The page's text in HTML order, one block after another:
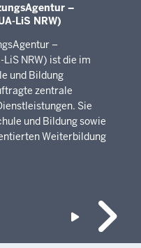
–
LiS NRW)
–
NRW) ist die im
und Bildung
zentrale
Sie
und Bildung sowie
Weiterbildung